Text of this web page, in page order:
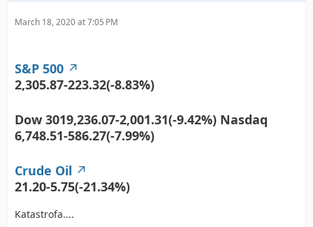
March 18, 2020 at 7:05 PM
S&P 500
2,305.87-223.32(-8.83%)
Dow 3019,236.07-2,001.31(-9.42%) Nasdaq
6,748.51-586.27(-7.99%)
Crude Oil
21.20-5.75(-21.34%)
Katastrofa....